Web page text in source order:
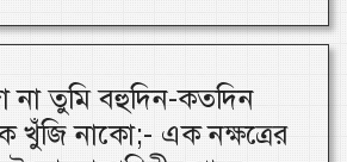
তুমি বহুদিন-কতদিন
খুঁজি নাকো;- এক নক্ষত্রের